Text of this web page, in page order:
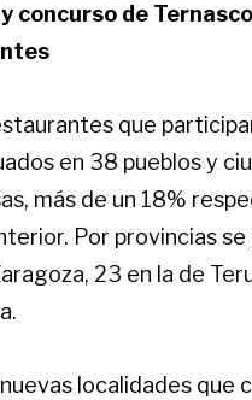
concurso de
que
en 38 pueblos y
más de un 18%
Por provincias
23 en la de
localidades que